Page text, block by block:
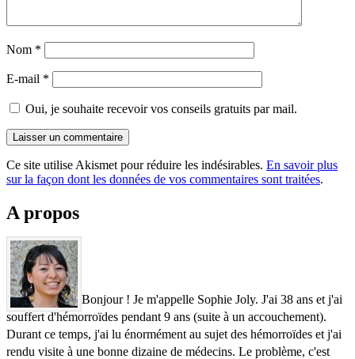
Nom *
E-mail *
Oui, je souhaite recevoir vos conseils gratuits par mail.
Ce site utilise Akismet pour réduire les indésirables. En savoir plus
sur la façon dont les données de vos commentaires sont traitées.
A propos
Bonjour ! Je m'appelle Sophie Joly. J'ai 38 ans et j'ai
souffert d'hémorroïdes pendant 9 ans (suite à un accouchement).
Durant ce temps, j'ai lu énormément au sujet des hémorroïdes et j'ai
rendu visite à une bonne dizaine de médecins. Le problème, c'est